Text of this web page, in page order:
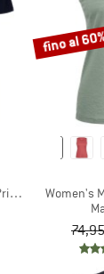
Tee
fino al
Women's